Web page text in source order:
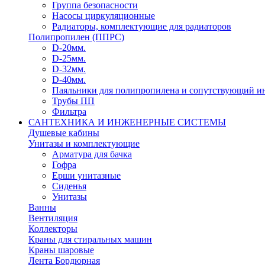
Группа безопасности
Насосы циркуляционные
Радиаторы, комплектующие для радиаторов
Полипропилен (ППРС)
D-20мм.
D-25мм.
D-32мм.
D-40мм.
Паяльники для полипропилена и сопутствующий
Трубы ПП
Фильтра
САНТЕХНИКА И ИНЖЕНЕРНЫЕ СИСТЕМЫ
Душевые кабины
Унитазы и комплектующие
Арматура для бачка
Гофра
Ерши унитазные
Сиденья
Унитазы
Ванны
Вентиляция
Коллекторы
Краны для стиральных машин
Краны шаровые
Лента Бордюрная